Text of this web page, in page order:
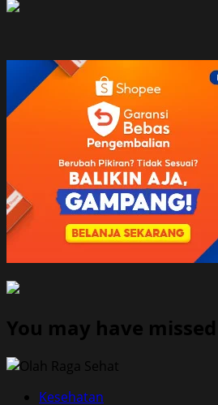
You may have missed
Kesehatan